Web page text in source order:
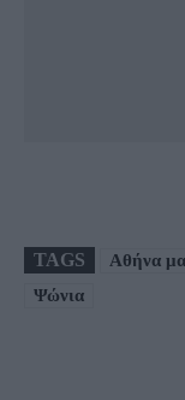
TAGS Αθήνα
Ψώνια